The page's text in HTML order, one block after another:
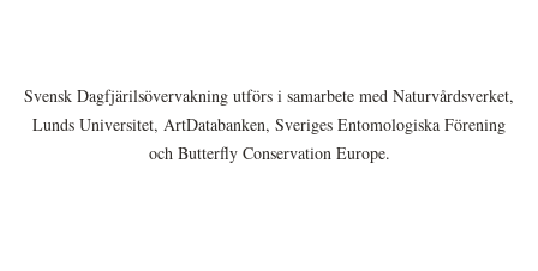
Svensk Dagfjärilsövervakning utförs i samarbete med Naturvårdsverket,
Lunds Universitet, ArtDatabanken, Sveriges Entomologiska Förening
och Butterfly Conservation Europe.